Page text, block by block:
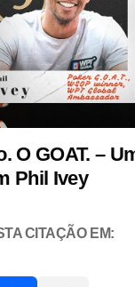
O GOAT. –
Phil Ivey
CITAÇÃO EM: